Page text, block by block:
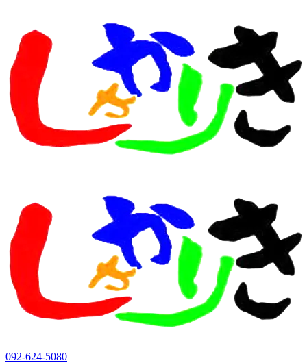
092-624-5080